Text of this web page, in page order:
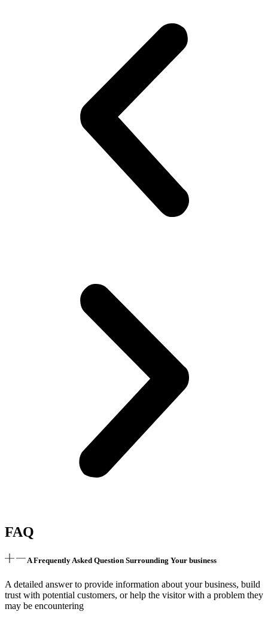
FAQ
A Frequently Asked Question Surrounding Your business
A detailed answer to provide information about your business, build
trust with potential customers, or help the visitor with a problem they
may be encountering